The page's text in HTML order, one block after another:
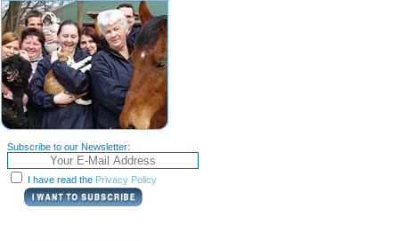
Subscribe to our Newsletter:
I have read the Privacy Policy